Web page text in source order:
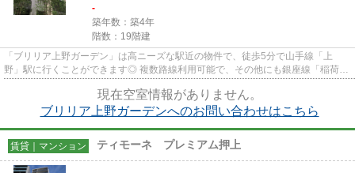
-
築年数：築4年
階数：19階建
「ブリリア上野ガーデン」は高ニーズな駅近の物件で、徒歩5分で山手線「上
野」駅に行くことができます◎ 複数路線利用可能で、その他にも銀座線「稲荷町
現在空室情報がありません。
ブリリア上野ガーデンへのお問い合わせはこちら
賃貸｜マンション ティモーネ プレミアム押上